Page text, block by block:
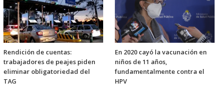
Rendición de cuentas:
trabajadores de peajes piden
eliminar obligatoriedad del
TAG
En 2020 cayó la vacunación en
niños de 11 años,
fundamentalmente contra el
HPV